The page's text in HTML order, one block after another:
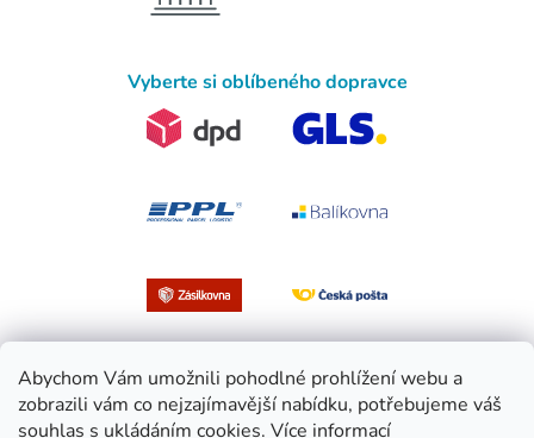
Abychom Vám umožnili pohodlné prohlížení webu a
zobrazili vám co nejzajímavější nabídku, potřebujeme váš
souhlas s ukládáním cookies. Více informací
Vyberte si oblíbeného dopravce